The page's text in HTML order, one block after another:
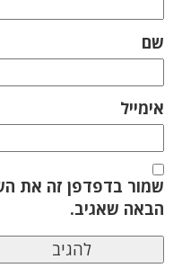
שם
אימייל
שמור בדפדפן זה את
הבאה שאגיב.